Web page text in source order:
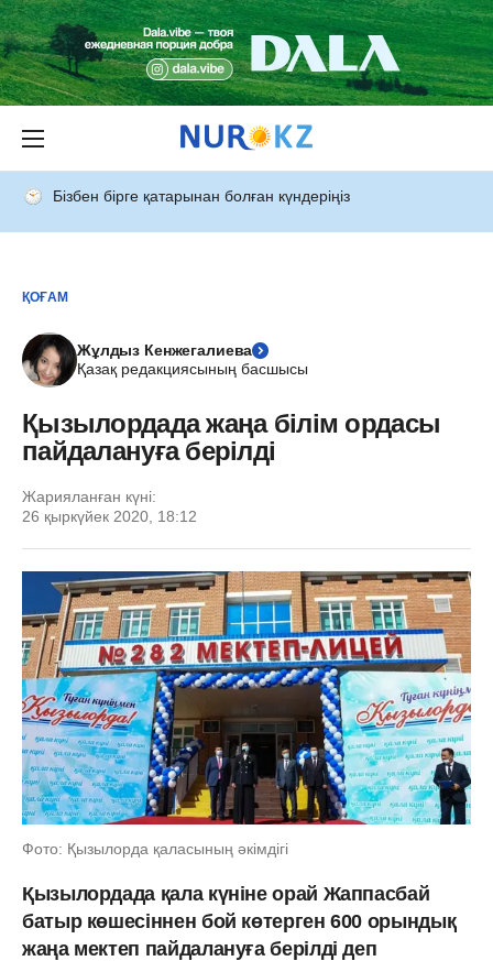
Бізбен бірге қатарынан болған күндеріңіз
ҚОҒАМ
Жұлдыз Кенжегалиева
Қазақ редакциясының басшысы
Қызылордада жаңа білім ордасы
пайдалануға берілді
Жарияланған күні:
26 қыркүйек 2020, 18:12
Фото: Қызылорда қаласының әкімдігі
Қызылордада қала күніне орай Жаппасбай
батыр көшесіннен бой көтерген 600 орындық
жаңа мектеп пайдалануға берілді деп